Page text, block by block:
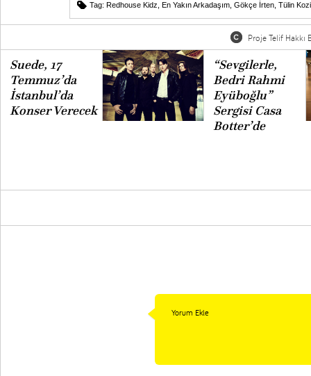
Tag: Redhouse Kidz En Yakın Arkadaşım Gökçe İrten Tülin
Proje Telif Hakkı
Suede, 17
Temmuz’da
İstanbul’da
Konser Verecek
“Sevgilerle,
Bedri Rahmi
Eyüboğlu”
Sergisi Casa
Botter’de